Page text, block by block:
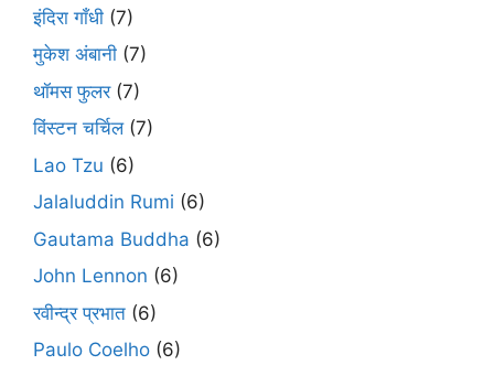
इंदिरा गाँधी (7)
मुकेश अंबानी (7)
थॉमस फुलर(7)
विंस्टन चर्चिल(7)
Lao Tzu (6)
Jalaluddin Rumi (6)
Gautama Buddha (6)
John Lennon (6)
रवीन्द्र प्रभात (6)
Paulo Coelho (6)